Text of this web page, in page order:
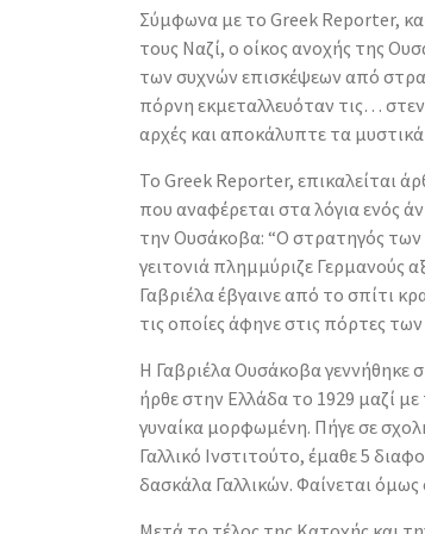
Σύμφωνα με το Greek Reporter,
τους Ναζί, ο οίκος ανοχής της
των συχνών επισκέψεων από
πόρνη εκμεταλλευόταν τις…
αρχές και αποκάλυπτε τα
Το Greek Reporter, επικαλείται
που αναφέρεται στα λόγια ενός
την Ουσάκοβα: “Ο στρατηγός των
γειτονιά πλημμύριζε Γερμανούς
Γαβριέλα έβγαινε από το σπίτι
τις οποίες άφηνε στις πόρτες των
Η Γαβριέλα Ουσάκοβα γεννήθηκε
ήρθε στην Ελλάδα το 1929 μαζί
γυναίκα μορφωμένη. Πήγε σε
Γαλλικό Ινστιτούτο, έμαθε 5
δασκάλα Γαλλικών. Φαίνεται